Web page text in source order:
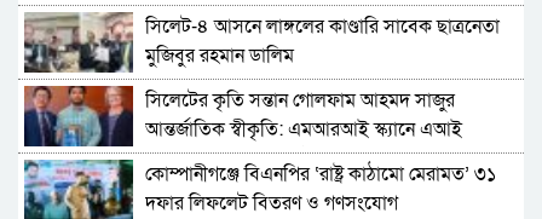
সিলেট-৪ আসনে লাঙ্গলের কাণ্ডারি সাবেক ছাত্রনেতা
মুজিবুর রহমান ডালিম
সিলেটের কৃতি সন্তান গোলফাম আহমদ সাজুর
আন্তর্জাতিক স্বীকৃতি: এমআরআই স্ক্যানে এআই
প্রয়োগে পিএইচডি অর্জন
কোম্পানীগঞ্জে বিএনপির ‘রাষ্ট্র কাঠামো মেরামত’ ৩১
দফার লিফলেট বিতরণ ও গণসংযোগ